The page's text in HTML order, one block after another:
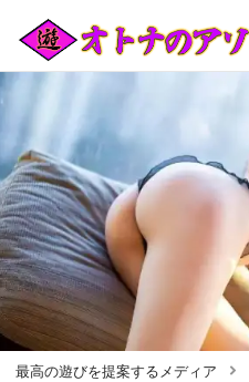
最高の遊びを提案するメディア